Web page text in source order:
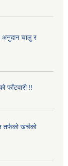
अनुदान चालु र
फाँटवारी !!
तर्फको खर्चको